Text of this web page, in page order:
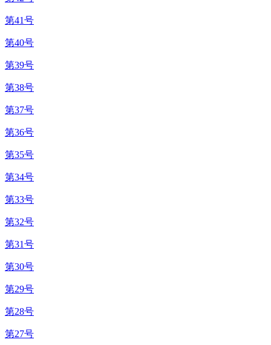
第41号
第40号
第39号
第38号
第37号
第36号
第35号
第34号
第33号
第32号
第31号
第30号
第29号
第28号
第27号